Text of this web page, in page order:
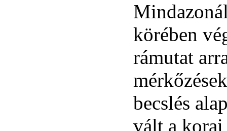
körében
rámutat
becslés
vált a korai